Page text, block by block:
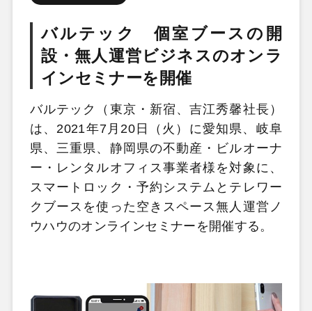
バルテック 個室ブースの開
設・無人運営ビジネスのオンラ
インセミナーを開催
バルテック（東京・新宿、吉江秀馨社長）
は、2021年7月20日（火）に愛知県、岐阜
県、三重県、静岡県の不動産・ビルオーナ
ー・レンタルオフィス事業者様を対象に、
スマートロック・予約システムとテレワー
クブースを使った空きスペース無人運営ノ
ウハウのオンラインセミナーを開催する。